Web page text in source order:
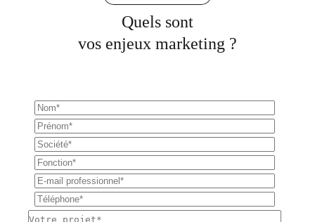
Quels sont
vos enjeux marketing ?